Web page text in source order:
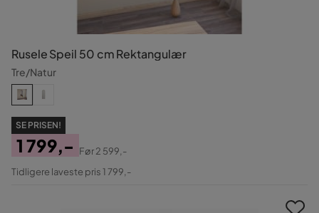
Rusele Speil 50 cm Rektangulær
Tre/Natur
SE PRISEN!
Pris
1 799,-
Original
Før2 599,-
Tidligere laveste pris 1 799,-